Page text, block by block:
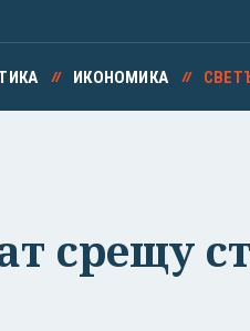
ИКОНОМИКА
срещу